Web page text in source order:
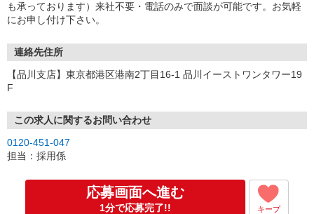
も承っております）来社不要・電話のみで面談が可能です。お気軽
にお申し付け下さい。
連絡先住所
【品川支店】東京都港区港南2丁目16-1 品川イーストワンタワー19
F
この求人に関するお問い合わせ
0120-451-047
担当：採用係
応募画面へ進む
1分で応募完了!! キープ